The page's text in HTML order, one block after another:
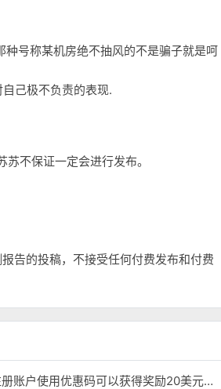
号称某机房绝不抽风的不是骗子就是呵
己极不负责的表现.
苏不保证一定会进行发布。
告的投稿，不接受任何付费发布和付费
Vultr 2015最新注册账户使用优惠码可以获得奖励20美元余额